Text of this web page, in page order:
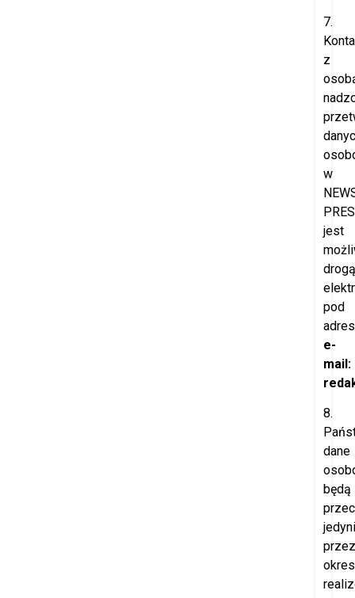
7.
z
w
jest
drogą
pod
e-
mail:
8.
dane
będą
przez
okres